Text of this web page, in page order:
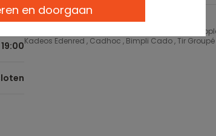
Betalingsmethoden
Cartes Bancaires , Carte Cadeau Tape à l'Oeil ,
Kadeos Edenred , Cadhoc , Bimpli Cado , Tir
en doorgaan